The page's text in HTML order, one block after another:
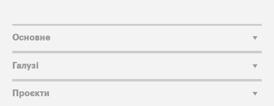
Основне
Галузі
Проєкти